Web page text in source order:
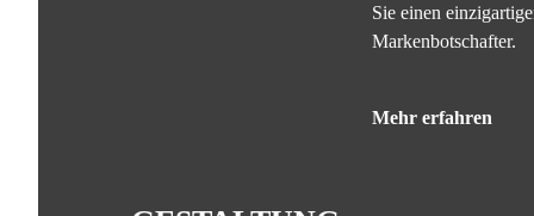
Sie einen
Markenbotschafter.
Mehr erfahren